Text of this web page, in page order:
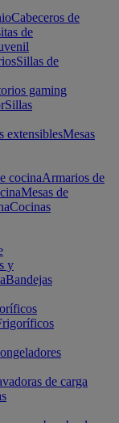
Cabeceros de
de
Sillas de
gaming
Sillas
extensiblesMesas
cocinaArmarios de
Mesas de
Cocinas
y
Bandejas
de carga